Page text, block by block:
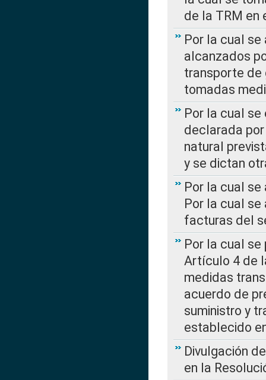
de la TRM en
Por la cual
alcanzados
transporte de
tomadas
Por la cual
declarada
natural
y se dictan
Por la cual se
Por la cual
facturas del
Por la cual
Artículo 4 de
medidas
acuerdo de
suministro y
establecido
Divulgación
en la